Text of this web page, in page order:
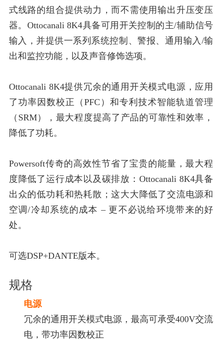
式线路的组合提供动力，而不需使用输出升压变压
器。Ottocanali 8K4具备可用开关控制的主/辅助信号
输入，并提供一系列系统控制、警报、通用输入/输
出和监控功能，以及声音修饰选项。
Ottocanali 8K4提供冗余的通用开关模式电源，应用
了功率因数校正（PFC）和专利技术智能轨道管理
（SRM），最大程度提高了产品的可靠性和效率，
降低了功耗。
Powersoft传奇的高效性节省了宝贵的能量，最大程
度降低了运行成本以及碳排放：Ottocanali 8K4具备
出众的低功耗和热耗散；这大大降低了交流电源和
空调/冷却系统的成本 – 更不必说给环境带来的好
处。
可选DSP+DANTE版本。
规格
电源
冗余的通用开关模式电源，最高可承受400V交流
电，带功率因数校正